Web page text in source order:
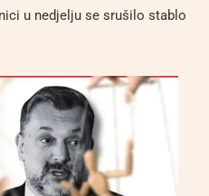
u nedjelju se srušilo stablo